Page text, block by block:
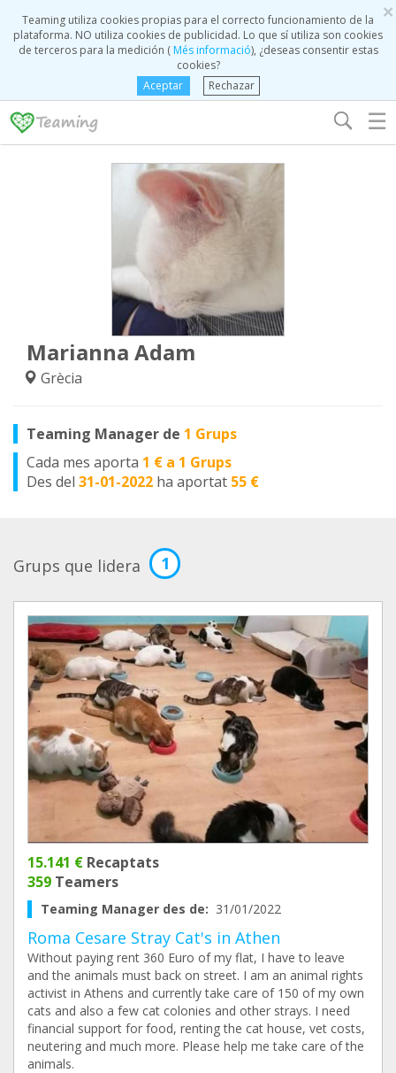
×
Teaming utiliza cookies propias para el correcto funcionamiento de la
plataforma. NO utiliza cookies de publicidad. Lo que sí utiliza son cookies
de terceros para la medición (Més informació), ¿deseas consentir estas
cookies?
Aceptar
Rechazar
☰
Marianna Adam
Grècia
Teaming Manager de 1 Grups
Cada mes aporta 1 € a 1 Grups
Des del 31-01-2022 ha aportat 55 €
Grups que lidera 1
15.141 € Recaptats
359 Teamers
Teaming Manager des de: 31/01/2022
Roma Cesare Stray Cat's in Athen
Without paying rent 360 Euro of my flat, I have to leave
and the animals must back on street. I am an animal rights
activist in Athens and currently take care of 150 of my own
cats and also a few cat colonies and other strays. I need
financial support for food, renting the cat house, vet costs,
neutering and much more. Please help me take care of the
animals.